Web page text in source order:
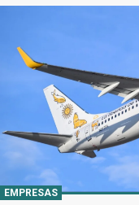
EMPRESAS